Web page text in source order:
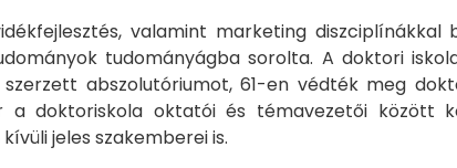
valamint marketing diszciplínákkal
tudományágba sorolta. A doktori
abszolutóriumot, 61-en védték meg
doktoriskola oktatói és témavezetői között
jeles szakemberei is.